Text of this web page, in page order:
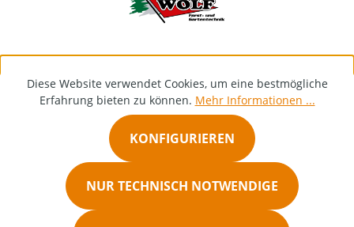
Diese Website verwendet Cookies, um eine bestmögliche
Erfahrung bieten zu können. Mehr Informationen ...
NUR TECHNISCH NOTWENDIGE
KONFIGURIEREN